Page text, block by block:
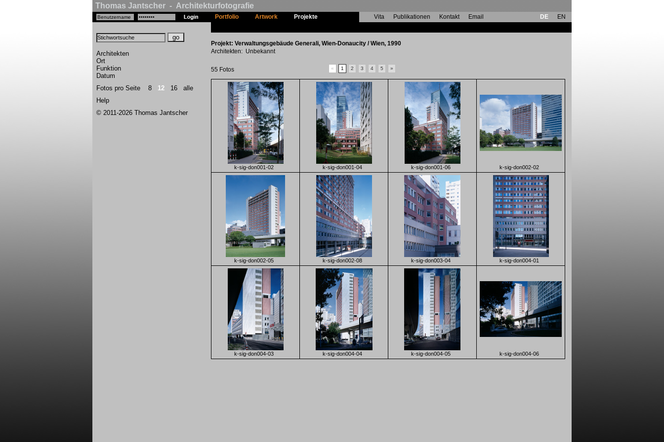
Thomas Jantscher - Architekturfotografie
Architekten
Ort
Funktion
Datum
Fotos pro Seite 8 12 16
alle
Help
© 2011-2026 Thomas Jantscher
Portfolio Artwork Projekte Vita Publikationen Kontakt Email DE
EN
Projekt: Verwaltungsgebäude Generali, Wien-Donaucity / Wien, 1990
Architekten: Unbekannt
55 Fotos « 1 2 3 4 5 »
k-sig-don001-02 k-sig-don001-04 k-sig-don001-06 k-sig-don002-02
k-sig-don002-05 k-sig-don002-08 k-sig-don003-04 k-sig-don004-01
k-sig-don004-03 k-sig-don004-04 k-sig-don004-05 k-sig-don004-06